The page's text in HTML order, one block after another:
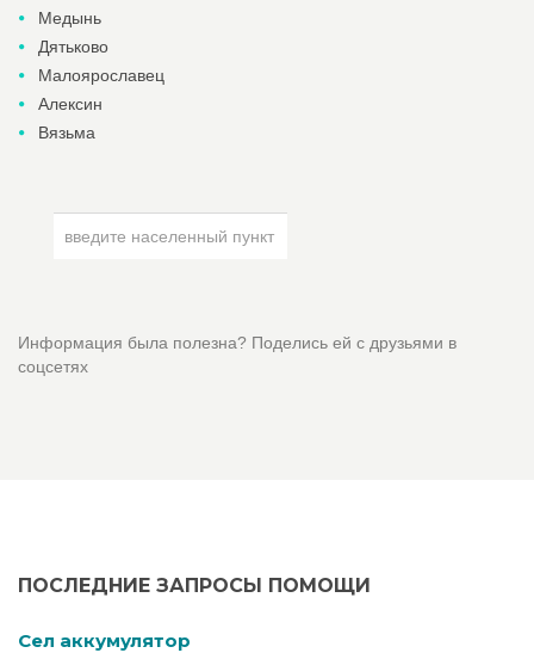
Медынь
Дятьково
Малоярославец
Алексин
Вязьма
Информация была полезна? Поделись ей с друзьями в
соцсетях
ПОСЛЕДНИЕ ЗАПРОСЫ ПОМОЩИ
Cел аккумулятор